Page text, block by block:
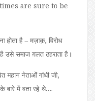
are sure to be
होता है – मज़ाक़, विरोध
उसे समाज ग़लत ठहराता है।
महान नेताओं गांधी जी,
बारे में बता रहे थे….